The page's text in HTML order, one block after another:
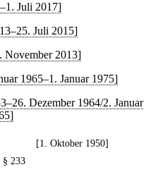
Juli 2017]
Juli 2015]
November 2013]
1965–1. Januar 1975]
Dezember 1964/2. Januar
[1. Oktober 1950]
§ 233